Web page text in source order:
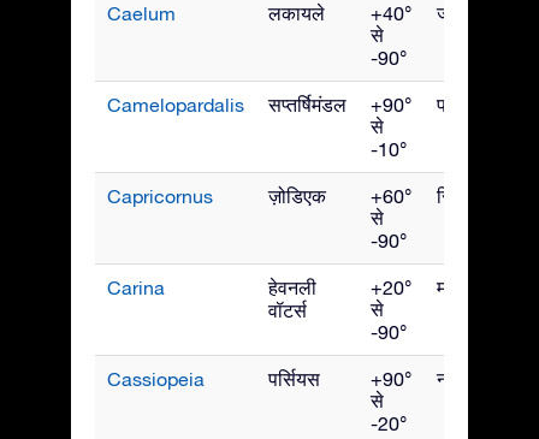
Caelum लकायले
+40°
से
-90°
जनवरी
Camelopardalis सप्तर्षिमंडल
+90°
से
-10°
फरवरी
Capricornus ज़ोडिएक
+60°
से
-90°
सितंबर
Carina
हेवनली
वॉटर्स
+20°
से
-90°
मार्च
Cassiopeia पर्सियस
+90°
से
-20°
नवंबर